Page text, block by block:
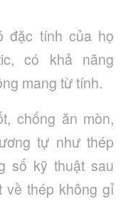
đặc tính của họ
có khả năng
mang từ tính.
chống ăn mòn,
tự như thép
số kỹ thuật sau
về thép không gỉ